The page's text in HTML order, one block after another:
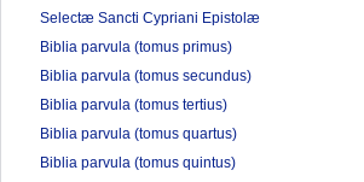
Selectæ Sancti Cypriani Epistolæ
Biblia parvula (tomus primus)
Biblia parvula (tomus secundus)
Biblia parvula (tomus tertius)
Biblia parvula (tomus quartus)
Biblia parvula (tomus quintus)